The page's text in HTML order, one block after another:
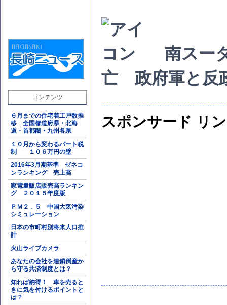
コンテンツ
６月までの住宅着工戸数推
移 全国都道府県・北海
道・首都圏・九州各県
１０月から変わるパート税
制 １０６万円の壁
2016年3月期基準 ゼネコ
ンランキング 売上高
家電量販店販売高ランキン
グ ２０１５年度版
ＰＭ２．５ 中国大気汚染
シミュレーション
日本の市町村別将来人口推
計
火山ライブカメラ
あなたの会社を連鎖倒産か
ら守る共済制度とは？
知れば納得！ 車を売ると
きに気を付けるポイントと
は？
南スー
亡 政府軍と反
スポンサード リ